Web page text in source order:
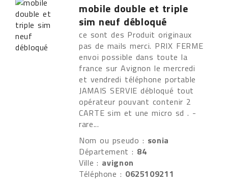
mobile double et triple
sim neuf débloqué
ce sont des Produit originaux
pas de mails merci. PRIX FERME
envoi possible dans toute la
france sur Avignon le mercredi
et vendredi téléphone portable
JAMAIS SERVIE débloqué tout
opérateur pouvant contenir 2
CARTE sim et une micro sd . -
rare...
Nom ou pseudo : sonia
Département : 84
Ville : avignon
Téléphone : 0625109211